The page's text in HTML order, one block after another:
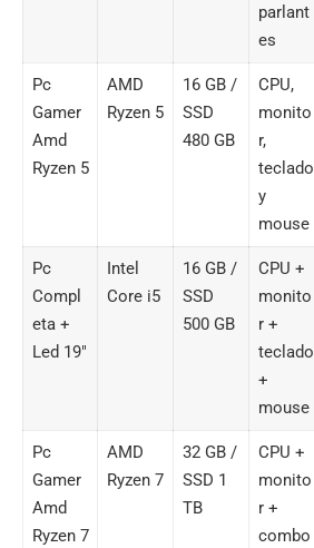
parlant
es
Pc
Gamer
Amd
Ryzen 5
AMD
Ryzen 5
16 GB /
SSD
480 GB
CPU,
monito
r,
teclado
y
mouse
Pc
Compl
eta +
Led 19″
Intel
Core i5
16 GB /
SSD
500 GB
CPU +
monito
r +
teclado
+
mouse
Pc
Gamer
Amd
Ryzen 7
AMD
Ryzen 7
32 GB /
SSD 1
TB
CPU +
monito
r +
combo